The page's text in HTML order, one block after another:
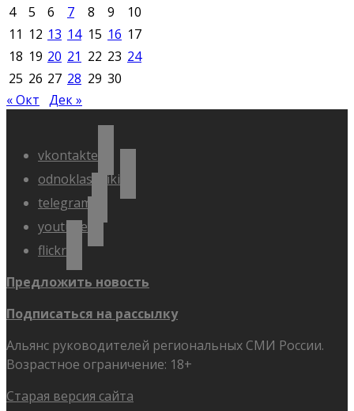
4
5 6 7 8 9
10
11 12 13 14 15 16 17
18 19 20 21 22 23 24
25 26 27 28 29 30
« Окт Дек »
vkontakte
odnoklassniki
telegram
youtube
flickr
Предложить новость
Подписаться на рассылку
Альянс руководителей региональных СМИ России.
Возрастное ограничение: 18+
Старая версия сайта